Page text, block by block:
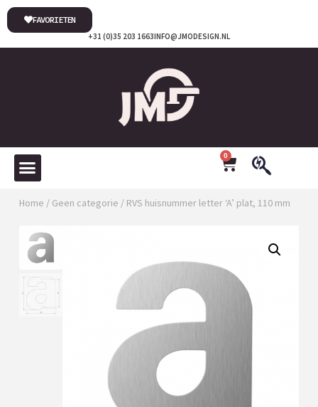
INFO@JMODESIGN.NL
+31 (0)35 203 1663
FAVORIETEN
0
Home / Geen categorie / RVS huisnummer letter ‘A’ plat, 110 mm